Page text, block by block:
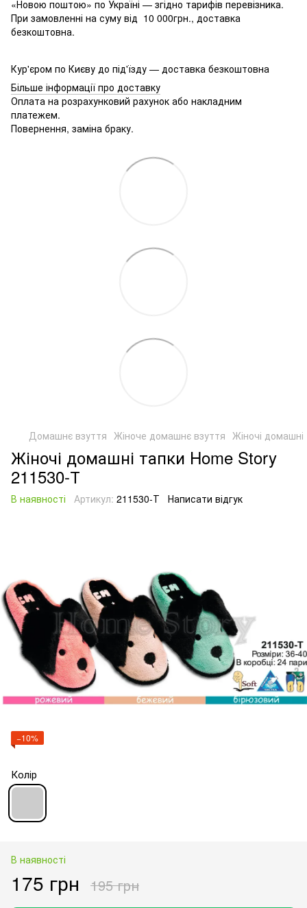
«Новою поштою» по Україні — згідно тарифів перевізника.
При замовленні на суму від 10 000грн., доставка
безкоштовна.
Кур'єром по Києву до під'їзду — доставка безкоштовна
Більше інформації про доставку
Оплата на розрахунковий рахунок або накладним
платежем.
Повернення, заміна браку.
Домашнє взуття Жіноче домашнє взуття Жіночі
Жіночі домашні тапки Home Story
211530-Т
В наявності Артикул: 211530-Т Написати відгук
−10%
Колір
В наявності
175 грн 195 грн